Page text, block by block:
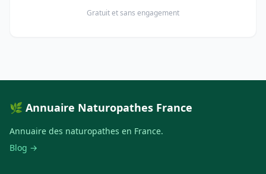
Gratuit et sans engagement
🌿 Annuaire Naturopathes France
Annuaire des naturopathes en France.
Blog →